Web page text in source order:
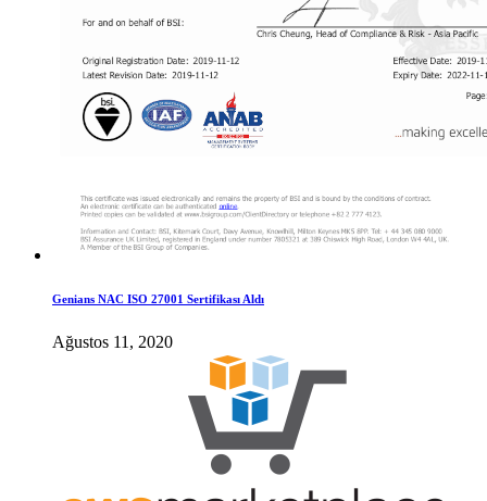
Genians NAC ISO 27001 Sertifikası Aldı
Ağustos 11, 2020